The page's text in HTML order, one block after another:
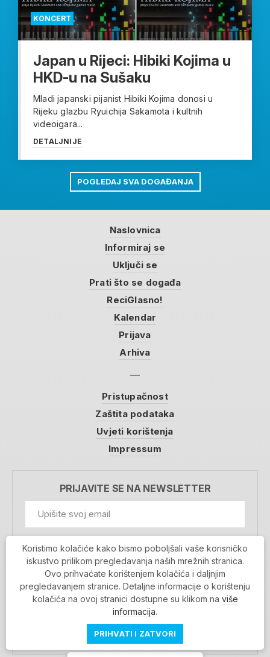
KONCERT
Japan u Rijeci: Hibiki Kojima u
HKD-u na Sušaku
Mladi japanski pijanist Hibiki Kojima donosi u
Rijeku glazbu Ryuichija Sakamota i kultnih
videoigara...
DETALJNIJE
POGLEDAJ SVA DOGAĐANJA
Naslovnica
Informiraj se
Uključi se
Prati što se događa
ReciGlasno!
Kalendar
Prijava
Arhiva
Pristupačnost
Zaštita podataka
Uvjeti korištenja
Impressum
PRIJAVITE SE NA NEWSLETTER
Prihvaćam da se moji podaci spremaju u bazu
podataka i koriste u svrhu slanja MojaRijeka
newslettera
MOJARIJEKA NEWSLETTER
PRIJAVI SE
Koristimo kolačiće kako bismo poboljšali vaše korisničko
iskustvo prilikom pregledavanja naših mrežnih stranica.
Ovo prihvaćate korištenjem kolačića i daljnjim
pregledavanjem stranice. Detaljne informacije o korištenju
kolačića na ovoj stranici dostupne su klikom na više
informacija.
PRIHVATI I ZATVORI